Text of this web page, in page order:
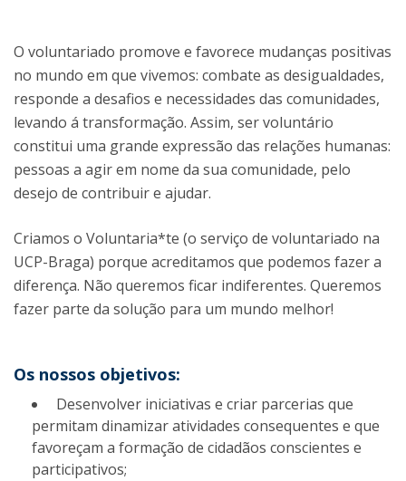
O voluntariado promove e favorece mudanças positivas
no mundo em que vivemos: combate as desigualdades,
responde a desafios e necessidades das comunidades,
levando á transformação. Assim, ser voluntário
constitui uma grande expressão das relações humanas:
pessoas a agir em nome da sua comunidade, pelo
desejo de contribuir e ajudar.
Criamos o Voluntaria*te (o serviço de voluntariado na
UCP-Braga) porque acreditamos que podemos fazer a
diferença. Não queremos ficar indiferentes. Queremos
fazer parte da solução para um mundo melhor!
Os nossos objetivos:
Desenvolver iniciativas e criar parcerias que
permitam dinamizar atividades consequentes e que
favoreçam a formação de cidadãos conscientes e
participativos;